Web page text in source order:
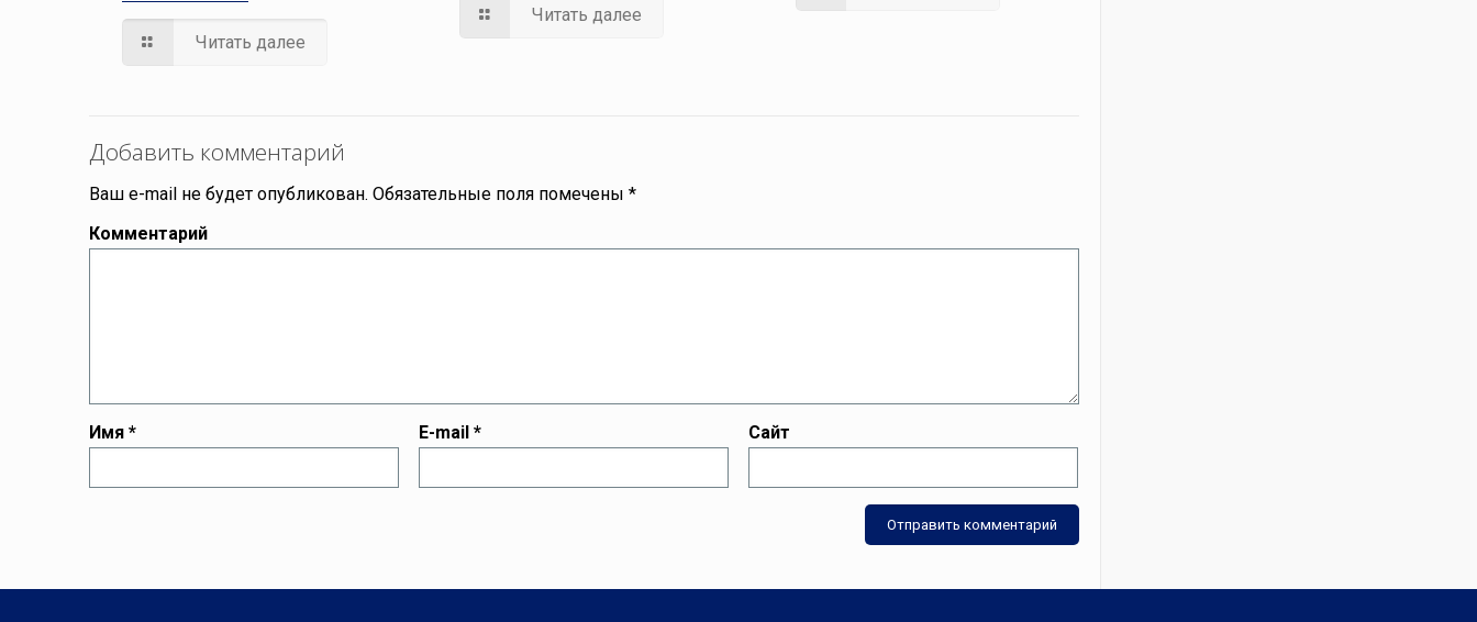
Читать далее
Читать далее
Добавить комментарий
Ваш e-mail не будет опубликован. Обязательные поля помечены*
Комментарий
Имя* E-mail* Сайт